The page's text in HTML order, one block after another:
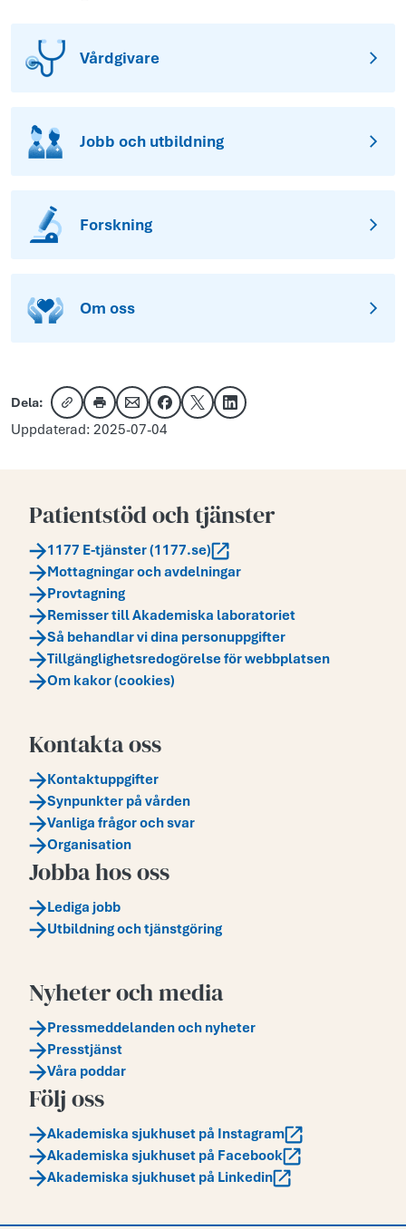
Vårdgivare
Jobb och utbildning
Forskning
Om oss
Dela:
Kopiera länk
Skriv utDela via e-post
Dela på Facebook
Dela på XDela på LinkedIn
Uppdaterad: 2025-07-04
Patientstöd och tjänster
1177 E-tjänster (1177.se)
Mottagningar och avdelningar
Provtagning
Remisser till Akademiska laboratoriet
Så behandlar vi dina personuppgifter
Tillgänglighetsredogörelse för webbplatsen
Om kakor (cookies)
Kontakta oss
Kontaktuppgifter
Synpunkter på vården
Vanliga frågor och svar
Organisation
Jobba hos oss
Lediga jobb
Utbildning och tjänstgöring
Nyheter och media
Pressmeddelanden och nyheter
Presstjänst
Våra poddar
Följ oss
Akademiska sjukhuset på Instagram
Akademiska sjukhuset på Facebook
Akademiska sjukhuset på Linkedin